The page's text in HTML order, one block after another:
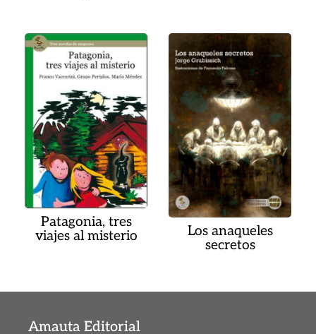
Patagonia, tres
viajes al misterio
Los anaqueles
secretos
Amauta Editorial